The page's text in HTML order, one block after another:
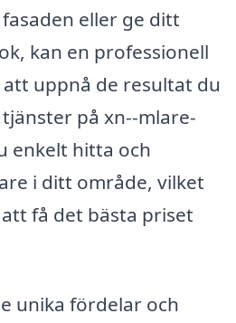
eller ge ditt
kan en professionell
uppnå de resultat du
på xn--mlare-
enkelt hitta och
i ditt område, vilket
få det bästa priset
unika fördelar och